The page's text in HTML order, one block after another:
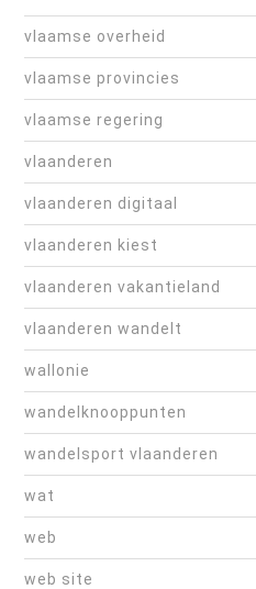
vlaamse overheid
vlaamse provincies
vlaamse regering
vlaanderen
vlaanderen digitaal
vlaanderen kiest
vlaanderen vakantieland
vlaanderen wandelt
wallonie
wandelknooppunten
wandelsport vlaanderen
wat
web
web site